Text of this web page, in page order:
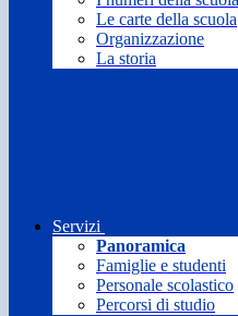
Le carte della scuola
Organizzazione
La storia
Servizi
Panoramica
Famiglie e studenti
Personale scolastico
Percorsi di studio